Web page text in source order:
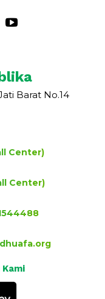
Barat No.14
Center)
Center)